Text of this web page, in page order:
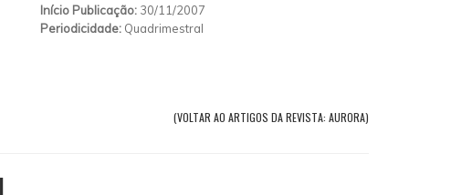
Início Publicação: 30/11/2007
Periodicidade: Quadrimestral
(VOLTAR AO ARTIGOS DA REVISTA: AURORA)